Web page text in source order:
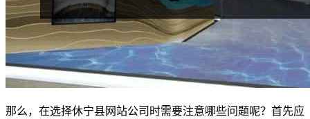
那么，在选择休宁县网站公司时需要注意哪些问题呢？首先应